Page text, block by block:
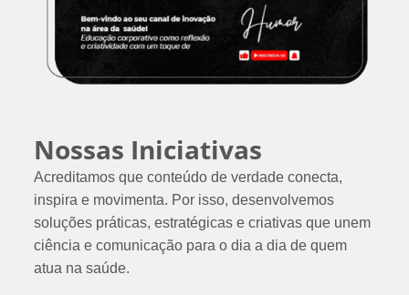
Nossas Iniciativas
Acreditamos que conteúdo de verdade conecta,
inspira e movimenta. Por isso, desenvolvemos
soluções práticas, estratégicas e criativas que unem
ciência e comunicação para o dia a dia de quem
atua na saúde.